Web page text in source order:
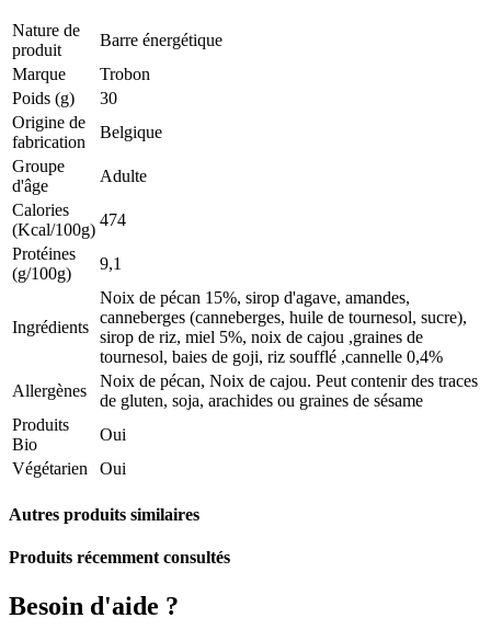
Nature de
produit
Barre énergétique
Marque
Trobon
Poids (g)
30
Origine de
fabrication
Belgique
Groupe
d'âge
Adulte
Calories
(Kcal/100g)
474
Protéines
(g/100g)
9,1
Ingrédients
Noix de pécan 15%, sirop d'agave, amandes,
canneberges (canneberges, huile de tournesol, sucre),
sirop de riz, miel 5%, noix de cajou ,graines de
tournesol, baies de goji, riz soufflé ,cannelle 0,4%
Allergènes
Noix de pécan, Noix de cajou. Peut contenir des traces
de gluten, soja, arachides ou graines de sésame
Produits
Bio
Oui
Végétarien
Oui
Autres produits similaires
Produits récemment consultés
Besoin d'aide ?